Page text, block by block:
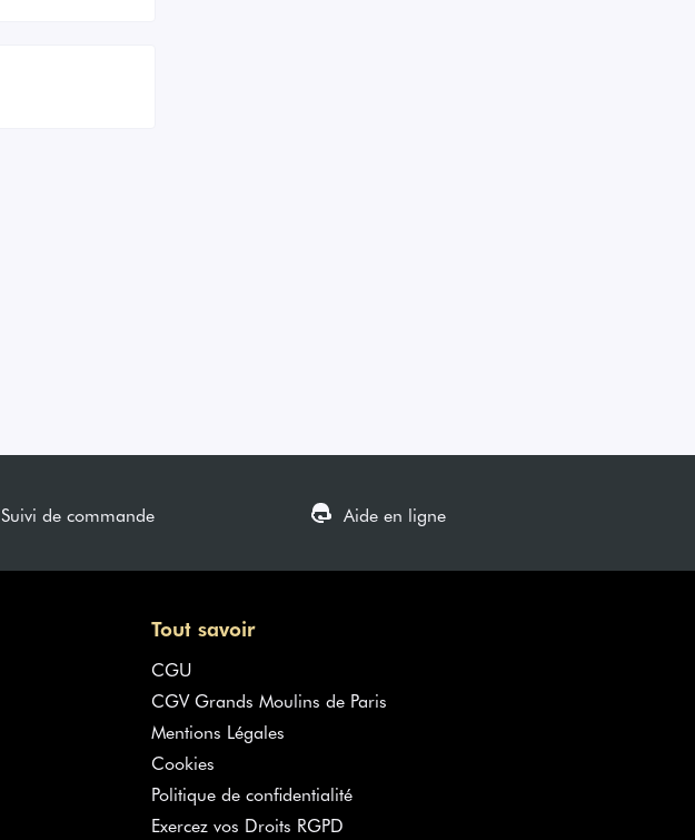
Suivi de commande Aide en ligne
Tout savoir
CGU
CGV Grands Moulins de Paris
Mentions Légales
Cookies
Politique de confidentialité
Exercez vos Droits RGPD